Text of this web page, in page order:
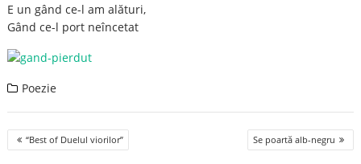
E un gând ce-l am alături,
Gând ce-l port neîncetat
Poezie
Post
navigation
“Best of Duelul viorilor” Se poartă alb-negru